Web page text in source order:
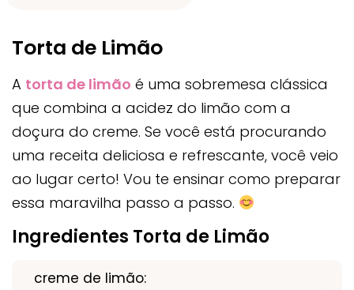
Torta de Limão
A torta de limão é uma sobremesa clássica
que combina a acidez do limão com a
doçura do creme. Se você está procurando
uma receita deliciosa e refrescante, você veio
ao lugar certo! Vou te ensinar como preparar
essa maravilha passo a passo.
Ingredientes Torta de Limão
creme de limão: